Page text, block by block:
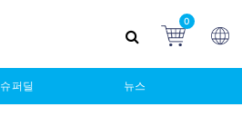
0
슈퍼딜 뉴스